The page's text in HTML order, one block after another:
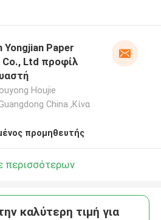
Yongjian Paper
Ltd προφίλ
Houjie
China ,Κίνα
προμηθευτής
περισσότερων
καλύτερη τιμή για